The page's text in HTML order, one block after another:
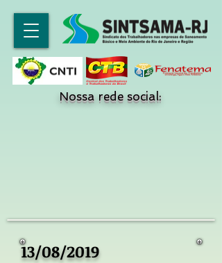
Nossa rede social:
13/08/2019